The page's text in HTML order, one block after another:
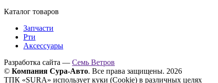
Каталог товаров
Запчасти
Рти
Аксессуары
Разработка сайта — Семь Ветров
© Компания Сура-Авто. Все права защищены. 2026
ТПК «SURA» использует куки (Cookie) в различных целях